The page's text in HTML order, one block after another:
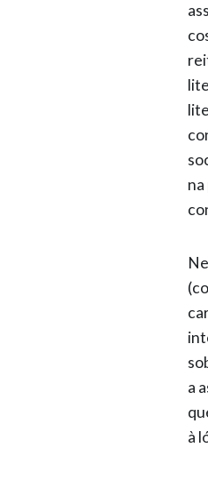
a
à